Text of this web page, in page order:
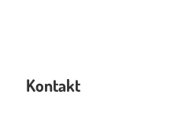
Kontakt